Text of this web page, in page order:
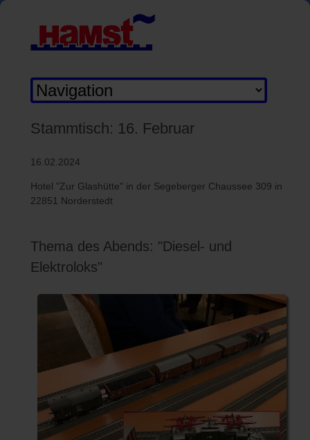
Zielseite
Stammtisch: 16. Februar
16.02.2024
Hotel "Zur Glashütte" in der Segeberger Chaussee 309 in
22851 Norderstedt
Thema des Abends: "Diesel- und
Elektroloks"